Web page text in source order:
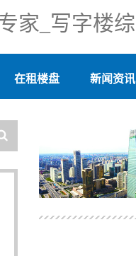
在租楼盘 新闻资讯